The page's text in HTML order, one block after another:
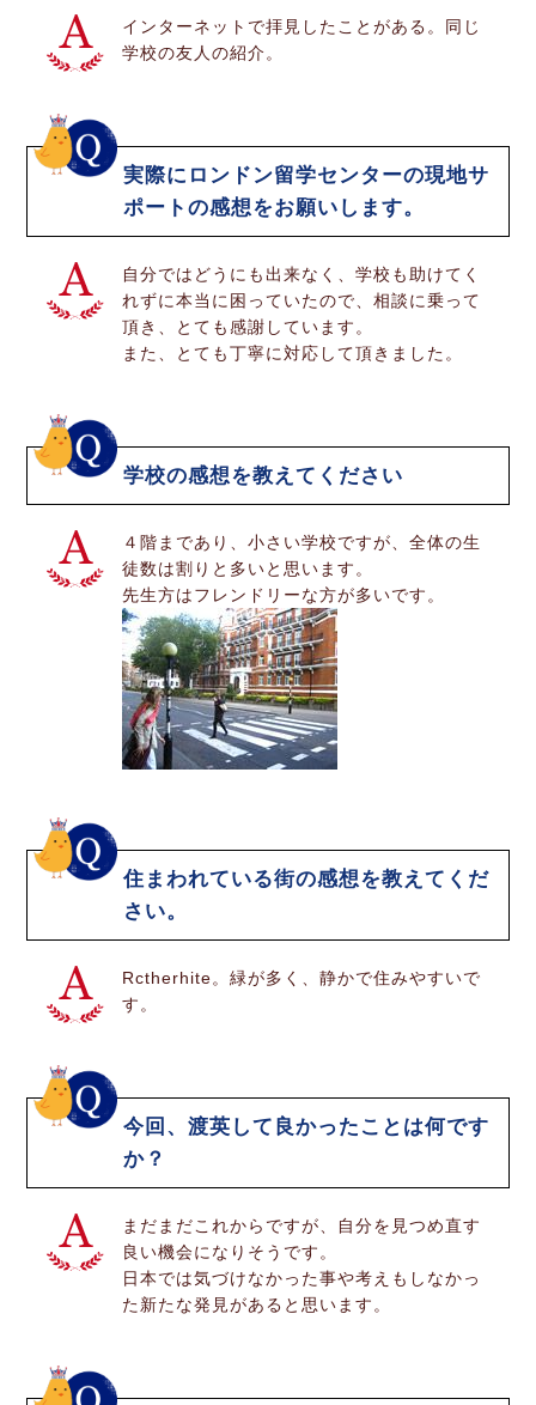
インターネットで拝見したことがある。同じ
学校の友人の紹介。
実際にロンドン留学センターの現地サ
ポートの感想をお願いします。
自分ではどうにも出来なく、学校も助けてく
れずに本当に困っていたので、相談に乗って
頂き、とても感謝しています。
また、とても丁寧に対応して頂きました。
学校の感想を教えてください
４階まであり、小さい学校ですが、全体の生
徒数は割りと多いと思います。
先生方はフレンドリーな方が多いです。
住まわれている街の感想を教えてくだ
さい。
Rctherhite。緑が多く、静かで住みやすいで
す。
今回、渡英して良かったことは何です
か？
まだまだこれからですが、自分を見つめ直す
良い機会になりそうです。
日本では気づけなかった事や考えもしなかっ
た新たな発見があると思います。